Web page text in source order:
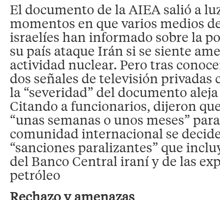
El documento de la AIEA salió a
momentos en que varios medios
israelíes han informado sobre la
su país ataque Irán si se siente
actividad nuclear. Pero tras
dos señales de televisión privadas
la “severidad” del documento
Citando a funcionarios, dijeron
“unas semanas o unos meses”
comunidad internacional se
“sanciones paralizantes” que
del Banco Central iraní y de las
petróleo
Rechazo y amenazas